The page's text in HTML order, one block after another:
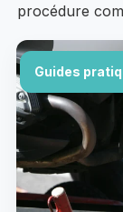
procédure
Guides